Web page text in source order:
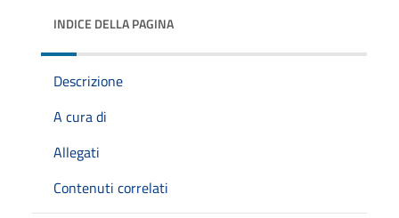
INDICE DELLA PAGINA
Descrizione
A cura di
Allegati
Contenuti correlati